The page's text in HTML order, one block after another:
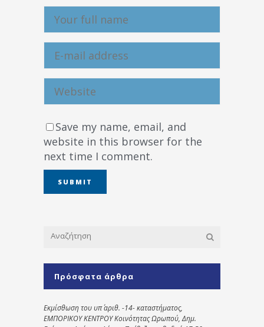
Save my name, email, and
website in this browser for the
next time I comment.
Πρόσφατα άρθρα
Εκμίσθωση του υπ΄ αριθ. -14- καταστήματος,
ΕΜΠΟΡΙΚΟΥ ΚΕΝΤΡΟΥ Κοινότητας Ωρωπού, Δημ.